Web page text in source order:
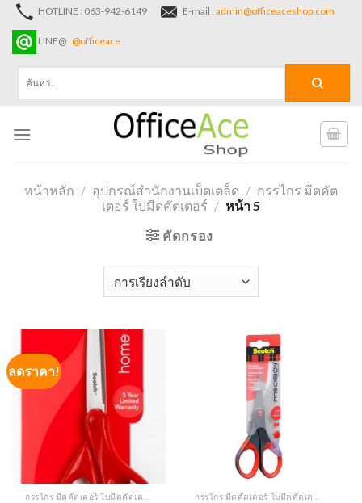
Skip
content
HOTLINE : 063-942-6149 E-mail : admin@officeaceshop.com
LINE@ : @officeace
หน้าหลัก / อุปกรณ์สำนักงานเบ็ดเตล็ด / กรรไกร มีดคัต
เตอร์ ใบมีดคัตเตอร์ / หน้า 5
คัดกรอง
ลดราคา!
กรรไกร มีดคัตเตอร์ ใบมีดคัตเตอร์ กรรไกร มีดคัตเตอร์ ใบมีดคัตเตอร์